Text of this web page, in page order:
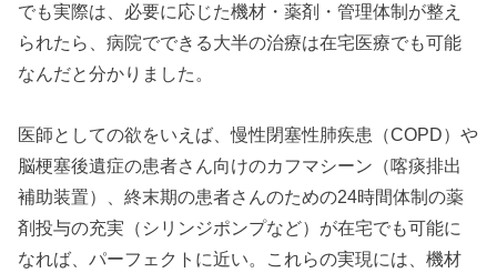
でも実際は、必要に応じた機材・薬剤・管理体制が整え
られたら、病院でできる大半の治療は在宅医療でも可能
なんだと分かりました。
医師としての欲をいえば、慢性閉塞性肺疾患（COPD）や
脳梗塞後遺症の患者さん向けのカフマシーン（喀痰排出
補助装置）、終末期の患者さんのための24時間体制の薬
剤投与の充実（シリンジポンプなど）が在宅でも可能に
なれば、パーフェクトに近い。これらの実現には、機材